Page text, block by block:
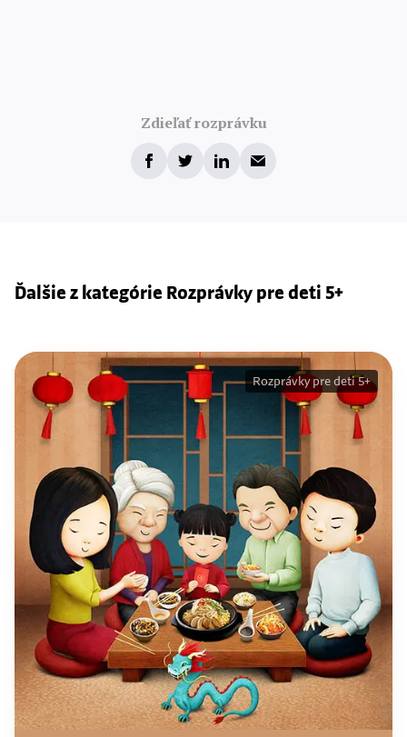
Zdieľať rozprávku
Ďalšie z kategórie Rozprávky pre deti 5+
Rozprávky pre deti 5+